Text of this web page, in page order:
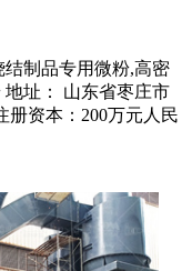
制品专用微粉,高密
址： 山东省枣庄市
册资本：200万元人民